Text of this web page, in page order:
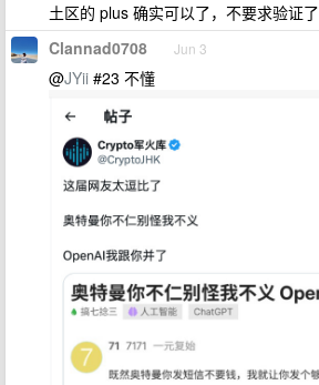
土区的 plus 确实可以了，不要求验证了
Clannad0708 Jun 3
@JYii #23 不懂